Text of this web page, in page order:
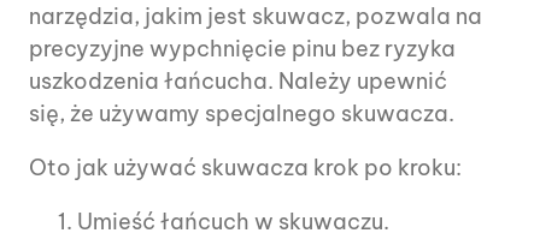
narzędzia, jakim jest skuwacz, pozwala na
precyzyjne wypchnięcie pinu bez ryzyka
uszkodzenia łańcucha. Należy upewnić
się, że używamy specjalnego skuwacza.
Oto jak używać skuwacza krok po kroku:
Umieść łańcuch w skuwaczu.